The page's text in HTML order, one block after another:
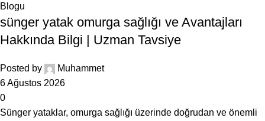
Blogu
sünger yatak omurga sağlığı ve Avantajları
Hakkında Bilgi | Uzman Tavsiye
Posted by
Muhammet
6 Ağustos 2026
0
Sünger yataklar, omurga sağlığı üzerinde doğrudan ve önemli